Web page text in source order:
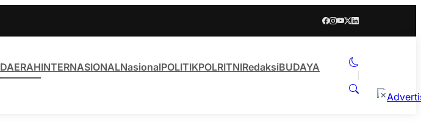
DAERAHINTERNASIONALNasionalPOLITIKPOLRITNIRedaksiBUDAYA
×